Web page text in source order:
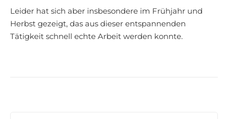
Leider hat sich aber insbesondere im Frühjahr und
Herbst gezeigt, das aus dieser entspannenden
Tätigkeit schnell echte Arbeit werden konnte.